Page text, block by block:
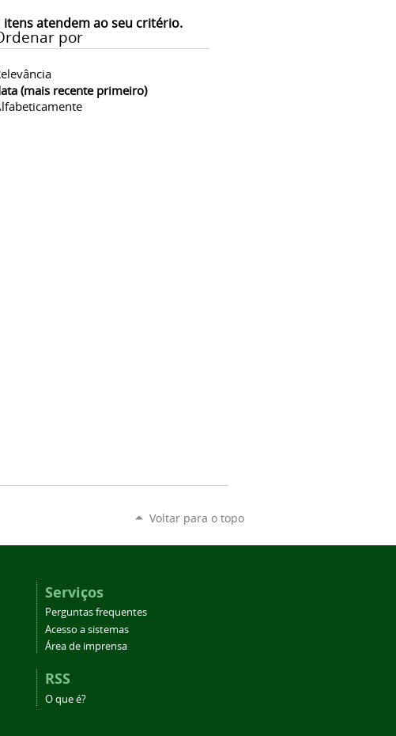
itens atendem ao seu critério.
por
(mais recente primeiro)
Voltar para o topo
Serviços
Perguntas frequentes
Acesso a sistemas
Área de imprensa
RSS
O que é?